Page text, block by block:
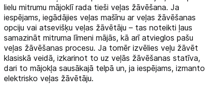
lielu mitrumu mājoklī rada tieši veļas žāvēšana. Ja
iespējams, iegādājies veļas mašīnu ar veļas žāvēšanas
opciju vai atsevišķu veļas žāvētāju – tas noteikti ļaus
samazināt mitruma līmeni mājās, kā arī atvieglos pašu
veļas žāvēšanas procesu. Ja tomēr izvēlies veļu žāvēt
klasiskā veidā, izkarinot to uz veļās žāvēšanas statīva,
dari to mājokļa sausākajā telpā un, ja iespējams, izmanto
elektrisko veļas žāvētāju.